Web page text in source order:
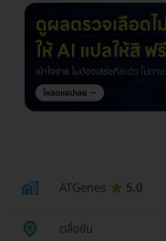
ATGenes 5.0
ตลิ่งชัน